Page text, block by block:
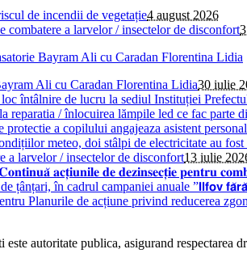
de incendii de vegetație4 august 2026
combatere a larvelor / insectelor de disconfort
Ali cu Caradan Florentina Lidia30 iulie
întâlnire de lucru la sediul Instituției
reparatia / înlocuirea lămpile led ce fac parte
a copilului angajeaza asistent personal
meteo, doi stâlpi de electricitate au
a larvelor / insectelor de disconfort13 iulie
𝐂𝐨𝐧𝐭𝐢𝐧𝐮𝐚̆ 𝐚𝐜𝐭̦𝐢𝐮𝐧𝐢𝐥𝐞 𝐝𝐞 𝐝𝐞𝐳𝐢𝐧𝐬𝐞𝐜𝐭̦𝐢𝐞
țânțari, în cadrul campaniei anuale ”𝗜𝗹𝗳𝗼𝘃 𝗳𝗮̆𝗿𝗮̆
Planurile de acțiune privind reducerea
este autoritate publica, asigurand